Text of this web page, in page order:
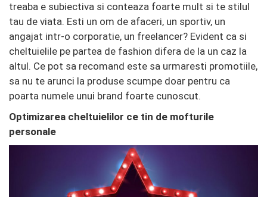
treaba e subiectiva si conteaza foarte mult si te stilul
tau de viata. Esti un om de afaceri, un sportiv, un
angajat intr-o corporatie, un freelancer? Evident ca si
cheltuielile pe partea de fashion difera de la un caz la
altul. Ce pot sa recomand este sa urmaresti promotiile,
sa nu te arunci la produse scumpe doar pentru ca
poarta numele unui brand foarte cunoscut.
Optimizarea cheltuielilor ce tin de mofturile
personale